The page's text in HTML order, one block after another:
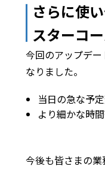
さらに使
スターコ
今回のアップデ
なりました。
当日の急な予
より細かな時
今後も皆さまの